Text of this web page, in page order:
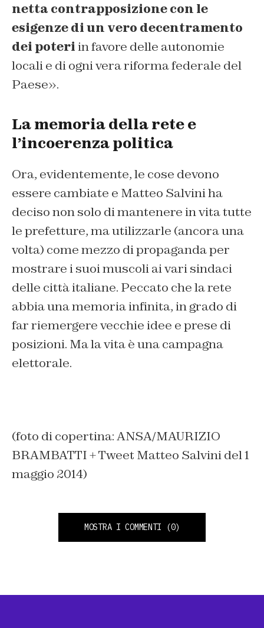
netta contrapposizione con le
esigenze di un vero decentramento
dei poteriin favore delle autonomie
locali e di ogni vera riforma federale del
Paese».
La memoria della rete e
l’incoerenza politica
Ora, evidentemente, le cose devono
essere cambiate e Matteo Salvini ha
deciso non solo di mantenere in vita tutte
le prefetture, ma utilizzarle (ancora una
volta) come mezzo di propaganda per
mostrare i suoi muscoli ai vari sindaci
delle città italiane. Peccato che la rete
abbia una memoria infinita, in grado di
far riemergere vecchie idee e prese di
posizioni. Ma la vita è una campagna
elettorale.
(foto di copertina: ANSA/MAURIZIO
BRAMBATTI + Tweet Matteo Salvini del 1
maggio 2014)
MOSTRA I COMMENTI (0)